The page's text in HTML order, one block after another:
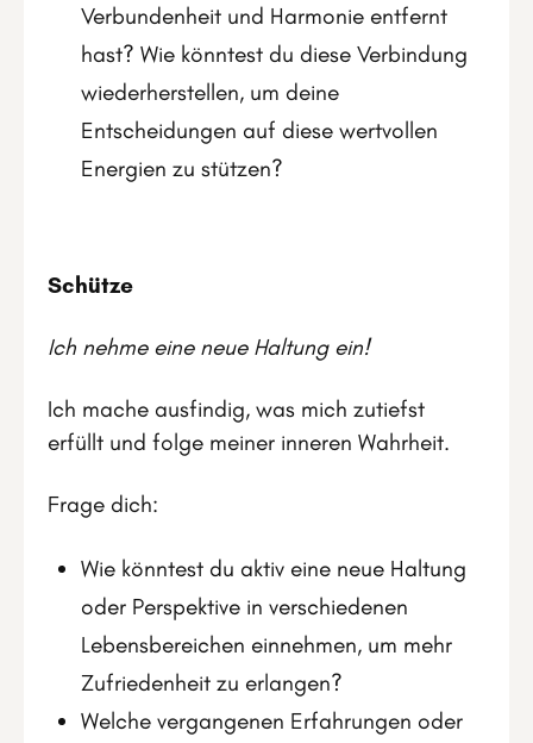
Verbundenheit und Harmonie entfernt
hast? Wie könntest du diese Verbindung
wiederherstellen, um deine
Entscheidungen auf diese wertvollen
Energien zu stützen?
Schütze
Ich nehme eine neue Haltung ein!
Ich mache ausfindig, was mich zutiefst
erfüllt und folge meiner inneren Wahrheit.
Frage dich:
Wie könntest du aktiv eine neue Haltung
oder Perspektive in verschiedenen
Lebensbereichen einnehmen, um mehr
Zufriedenheit zu erlangen?
Welche vergangenen Erfahrungen oder